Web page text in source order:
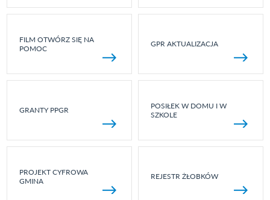
FILM OTWÓRZ SIĘ NA
POMOC
GPR AKTUALIZACJA
GRANTY PPGR
POSIŁEK W DOMU I W
SZKOLE
PROJEKT CYFROWA
GMINA
REJESTR ŻŁOBKÓW